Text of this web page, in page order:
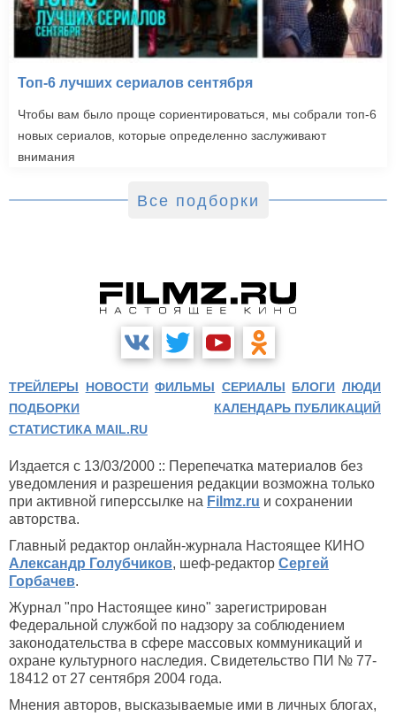
Топ-6 лучших сериалов сентября
Чтобы вам было проще сориентироваться, мы собрали топ-6
новых сериалов, которые определенно заслуживают
внимания
Все подборки
ТРЕЙЛЕРЫ НОВОСТИ ФИЛЬМЫ СЕРИАЛЫ БЛОГИ ЛЮДИ
ПОДБОРКИ
КАЛЕНДАРЬ ПУБЛИКАЦИЙ
СТАТИСТИКА MAIL.RU
Издается с 13/03/2000 :: Перепечатка материалов без
уведомления и разрешения редакции возможна только
при активной гиперссылке на Filmz.ru и сохранении
авторства.
Главный редактор онлайн-журнала Настоящее КИНО
Александр Голубчиков, шеф-редактор Сергей
Горбачев.
Журнал "про Настоящее кино" зарегистрирован
Федеральной службой по надзору за соблюдением
законодательства в сфере массовых коммуникаций и
охране культурного наследия. Свидетельство ПИ № 77-
18412 от 27 сентября 2004 года.
Мнения авторов, высказываемые ими в личных блогах,